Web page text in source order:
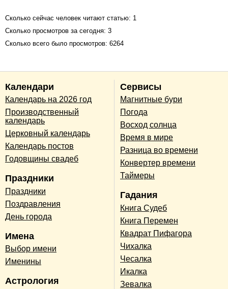
Сколько сейчас человек читают статью: 1
Сколько просмотров за сегодня: 3
Сколько всего было просмотров: 6264
Календари
Календарь на 2026 год
Производственный
календарь
Церковный календарь
Календарь постов
Годовщины свадеб
Праздники
Праздники
Поздравления
День города
Имена
Выбор имени
Именины
Астрология
Сервисы
Магнитные бури
Погода
Восход солнца
Время в мире
Разница во времени
Конвертер времени
Таймеры
Гадания
Книга Судеб
Книга Перемен
Квадрат Пифагора
Чихалка
Чесалка
Икалка
Зевалка